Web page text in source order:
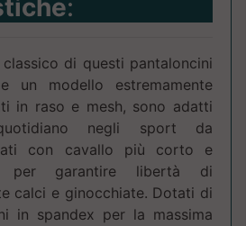
:
di questi pantaloncini
un modello estremamente
in raso e mesh, sono adatti
quotidiano negli sport da
con cavallo più corto e
per garantire libertà di
calci e ginocchiate. Dotati di
in spandex per la massima